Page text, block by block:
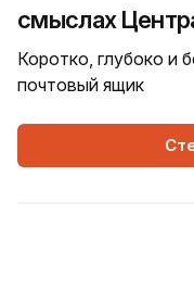
смыслах
Коротко, глубоко и
почтовый ящик